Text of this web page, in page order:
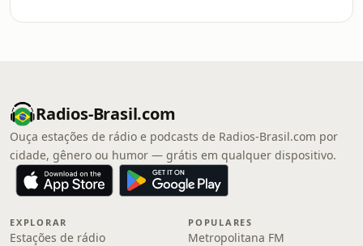
Radios-Brasil.com
Ouça estações de rádio e podcasts de Radios-Brasil.com por
cidade, gênero ou humor — grátis em qualquer dispositivo.
EXPLORAR
Estações de rádio
POPULARES
Metropolitana FM